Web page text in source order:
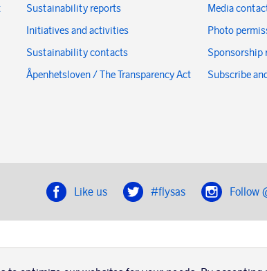
Sustainability reports
Initiatives and activities
Sustainability contacts
Åpenhetsloven / The Transparency Act
Media
Photo
Sponsorship
Subscribe
Like us #flysas Follow